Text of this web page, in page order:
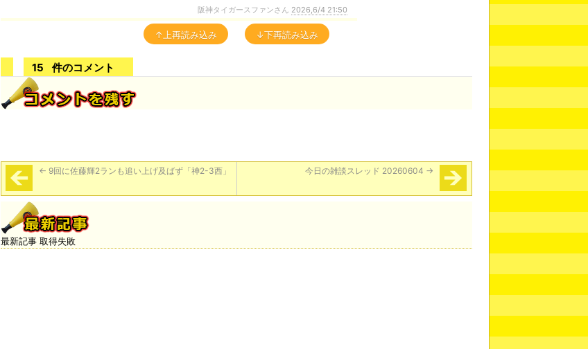
阪神タイガースファンさん 2026,6/4 21:50
↑上再読み込み ↓下再読み込み
15 件のコメント
← 9回に佐藤輝2ランも追い上げ及ばず「神2-3西」 今日の雑談スレッド 20260604 →
最新記事 取得失敗